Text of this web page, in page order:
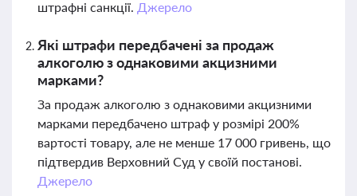
штрафні санкції. Джерело
Які штрафи передбачені за продаж
алкоголю з однаковими акцизними
марками?
За продаж алкоголю з однаковими акцизними
марками передбачено штраф у розмірі 200%
вартості товару, але не менше 17 000 гривень, що
підтвердив Верховний Суд у своїй постанові.
Джерело